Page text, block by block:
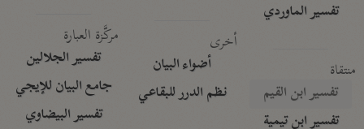
تفسير الماوردي
منتقاة
تفسير ابن القيم
تفسير ابن تيمية
أخرى
أضواء البيان
نظم الدرر للبقاعي
مركَّزة العبارة
تفسير الجلالين
جامع البيان للإيجي
تفسير البيضاوي